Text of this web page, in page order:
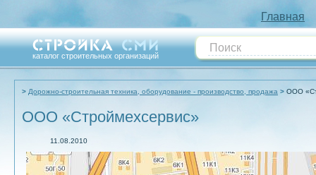
Главная
каталог строительных организаций
Дорожно-строительная техника, оборудование - производство, продажа ООО
ООО «Строймехсервис»
11.08.2010